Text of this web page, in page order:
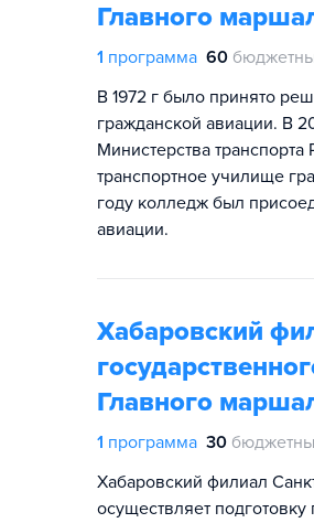
Главного
1 программа 60
В 1972 г было принято
гражданской авиации. В
Министерства
транспортное училище
году колледж был
авиации.
Хабаровский
Главного
1 программа 30
Хабаровский филиал
осуществляет